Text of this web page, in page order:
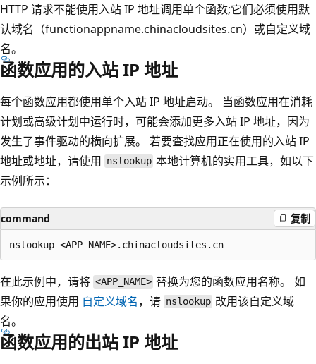
HTTP 请求不能使用入站 IP 地址调用单个函数;它们必须使用默
认域名（functionappname.chinacloudsites.cn）或自定义域
名。
函数应用的入站 IP 地址
每个函数应用都使用单个入站 IP 地址启动。 当函数应用在消耗
计划或高级计划中运行时，可能会添加更多入站 IP 地址，因为
发生了事件驱动的横向扩展。 若要查找应用正在使用的入站 IP
地址或地址，请使用 nslookup 本地计算机的实用工具，如以下
示例所示：
command 复制
在此示例中，请将 <APP_NAME> 替换为您的函数应用名称。 如
果你的应用使用 自定义域名，请 nslookup 改用该自定义域
名。
函数应用的出站 IP 地址